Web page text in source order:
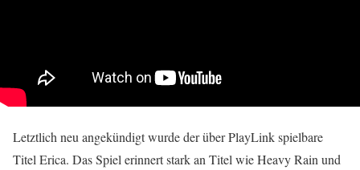
Letztlich neu angekündigt wurde der über PlayLink spielbare
Titel Erica. Das Spiel erinnert stark an Titel wie Heavy Rain und